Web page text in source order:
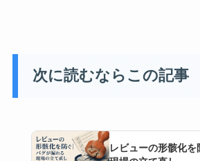
次に読むならこの記事
レビューの形骸化を